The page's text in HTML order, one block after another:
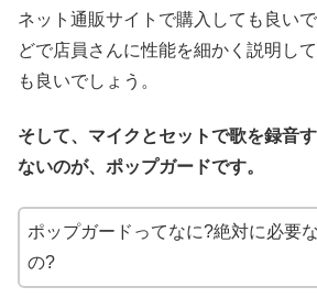
ネット通販サイトで購入しても良い
どで店員さんに性能を細かく説明し
も良いでしょう。
そして、マイクとセットで歌を録音
ないのが、ポップガードです。
ポップガードってなに?絶対に必要
の?